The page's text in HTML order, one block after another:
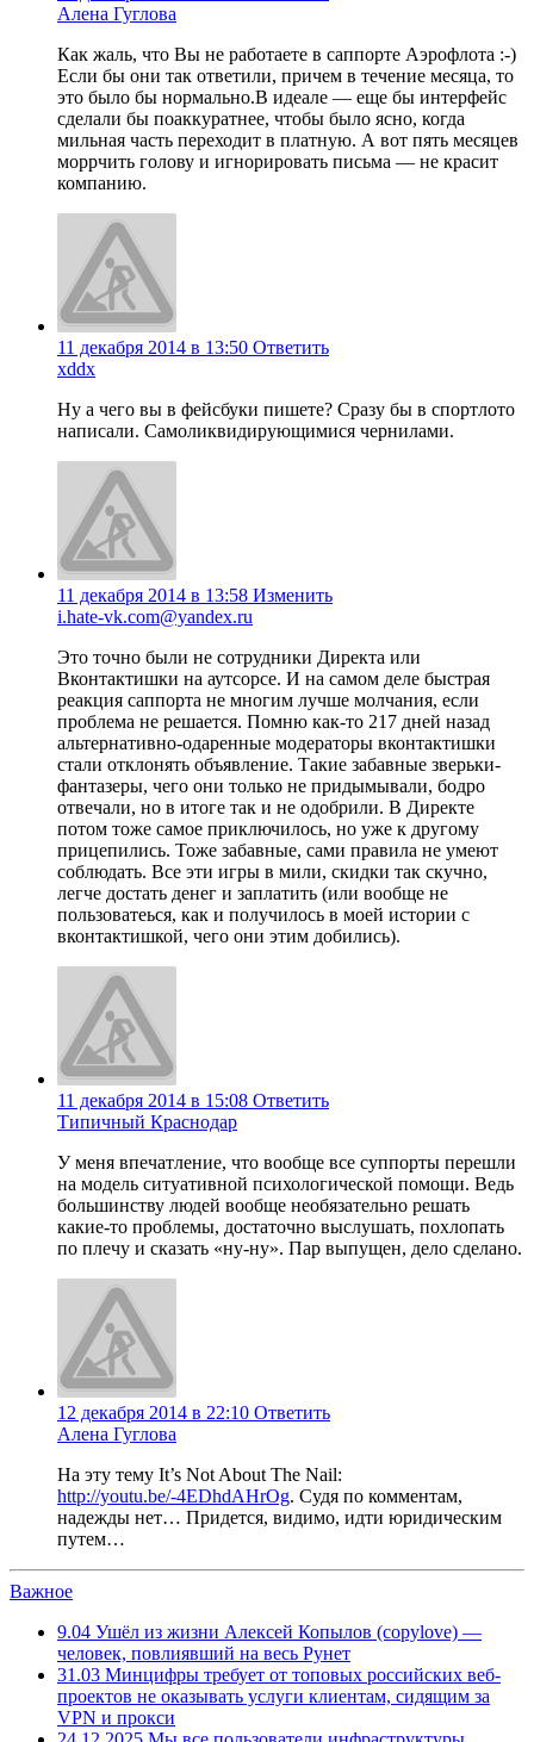
Алена Гуглова
Как жаль, что Вы не работаете в саппорте Аэрофлота :-)
Если бы они так ответили, причем в течение месяца, то
это было бы нормально.В идеале — еще бы интерфейс
сделали бы поаккуратнее, чтобы было ясно, когда
мильная часть переходит в платную. А вот пять месяцев
моррчить голову и игнорировать письма — не красит
компанию.
11 декабря 2014 в 13:50 Ответить
xddx
Ну а чего вы в фейсбуки пишете? Сразу бы в спортлото
написали. Самоликвидирующимися чернилами.
11 декабря 2014 в 13:58 Изменить
i.hate-vk.com@yandex.ru
Это точно были не сотрудники Директа или
Вконтактишки на аутсорсе. И на самом деле быстрая
реакция саппорта не многим лучше молчания, если
проблема не решается. Помню как-то 217 дней назад
альтернативно-одаренные модераторы вконтактишки
стали отклонять объявление. Такие забавные зверьки-
фантазеры, чего они только не придымывали, бодро
отвечали, но в итоге так и не одобрили. В Директе
потом тоже самое приключилось, но уже к другому
прицепились. Тоже забавные, сами правила не умеют
соблюдать. Все эти игры в мили, скидки так скучно,
легче достать денег и заплатить (или вообще не
пользоватеься, как и получилось в моей истории с
вконтактишкой, чего они этим добились).
11 декабря 2014 в 15:08 Ответить
Типичный Краснодар
У меня впечатление, что вообще все суппорты перешли
на модель ситуативной психологической помощи. Ведь
большинству людей вообще необязательно решать
какие-то проблемы, достаточно выслушать, похлопать
по плечу и сказать «ну-ну». Пар выпущен, дело сделано.
12 декабря 2014 в 22:10 Ответить
Алена Гуглова
На эту тему It’s Not About The Nail:
http://youtu.be/-4EDhdAHrOg. Судя по комментам,
надежды нет… Придется, видимо, идти юридическим
путем…
Важное
9.04 Ушёл из жизни Алексей Копылов (copylove) —
человек, повлиявший на весь Рунет
31.03 Минцифры требует от топовых российских веб-
проектов не оказывать услуги клиентам, сидящим за
VPN и прокси